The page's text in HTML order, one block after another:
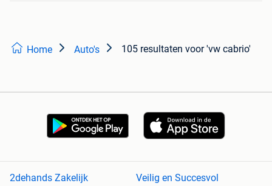
Home Auto's 105 resultaten voor 'vw cabrio'
2dehands Zakelijk Veilig en Succesvol